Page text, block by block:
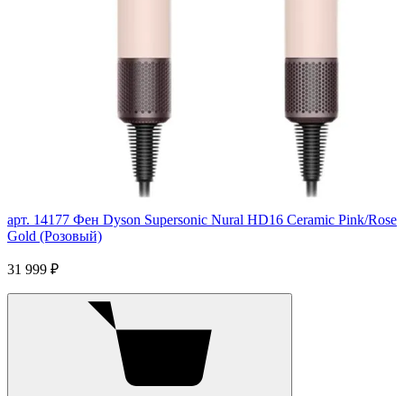
арт. 14177 Фен Dyson Supersonic Nural HD16 Ceramic Pink/Rose
Gold (Розовый)
31 999 ₽